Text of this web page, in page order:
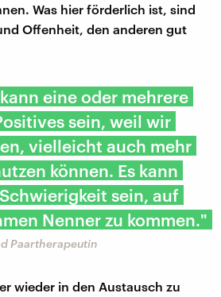
Was hier förderlich ist, sind
Offenheit, den anderen gut
eine oder mehrere
sein, weil wir
vielleicht auch mehr
können. Es kann
sein, auf
Nenner zu kommen."
Paartherapeutin
wieder in den Austausch zu